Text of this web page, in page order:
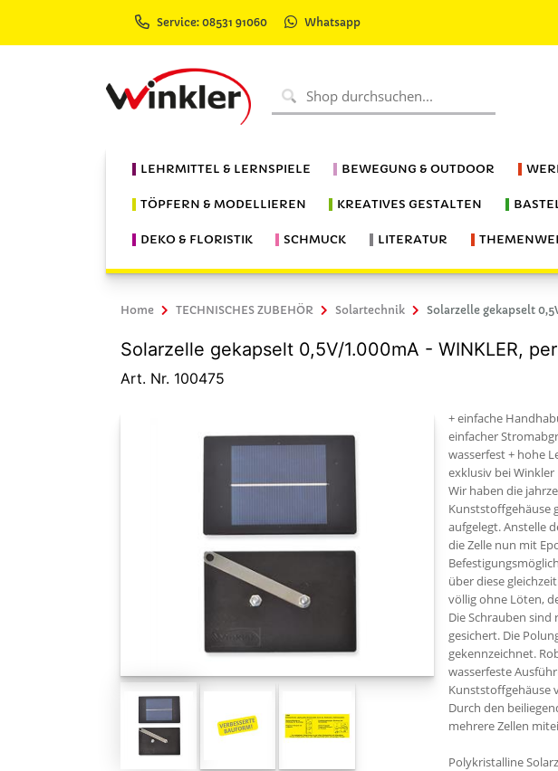
Service: 08531 91060 Whatsapp
LEHRMITTEL & LERNSPIELE BEWEGUNG & OUTDOOR
TÖPFERN & MODELLIEREN KREATIVES GESTALTEN
DEKO & FLORISTIK SCHMUCK LITERATUR
Home TECHNISCHES ZUBEHÖR Solartechnik Solarzelle gekapselt
Solarzelle gekapselt 0,5V/1.000mA - WINKLER,
Art. Nr. 100475
+ einfache
einfacher
wasserfest + hohe
exklusiv bei Winkler
Wir haben die
Kunststoffgehäuse
aufgelegt. Anstelle
die Zelle nun mit
über diese
völlig ohne Löten,
Die Schrauben
gesichert. Die
gekennzeichnet.
wasserfeste
Kunststoffgehäuse
Durch den
mehrere Zellen
Polykristalline